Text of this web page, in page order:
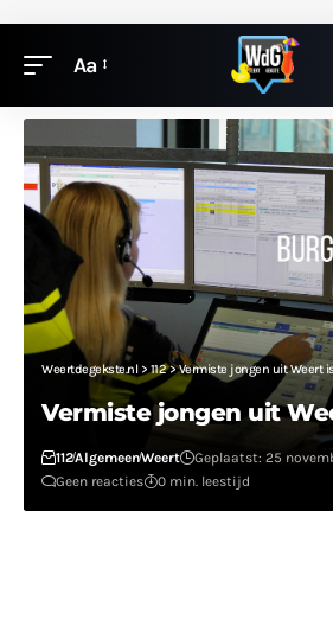
Aa
Weertdegekste.nl> 112>Vermiste jongen uit Weert
Vermiste jongen uit
112AlgemeenWeert
Geplaatst: 25
Geen reacties
0 min. leestijd